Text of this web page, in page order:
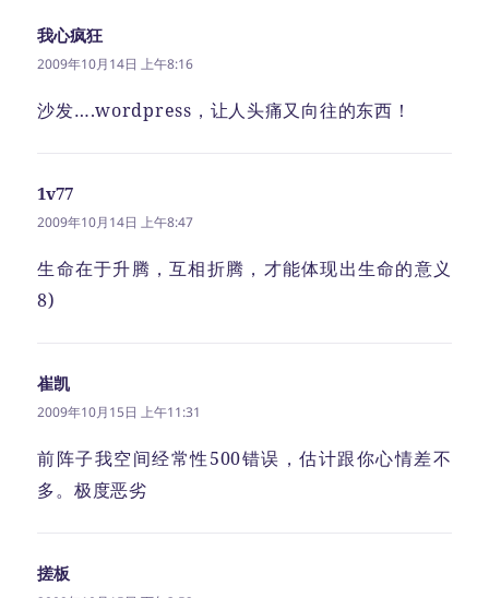
我心疯狂
道：
2009年10月14日 上午8:16
沙发….wordpress，让人头痛又向往的东西！
1v77
道：
2009年10月14日 上午8:47
生命在于升腾，互相折腾，才能体现出生命的意义
8)
崔凯
道：
2009年10月15日 上午11:31
前阵子我空间经常性500错误，估计跟你心情差不
多。极度恶劣
搓板